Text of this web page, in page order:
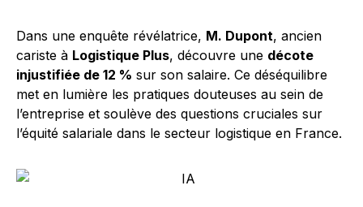
Dans une enquête révélatrice, M. Dupont, ancien
cariste à Logistique Plus, découvre une décote
injustifiée de 12 % sur son salaire. Ce déséquilibre
met en lumière les pratiques douteuses au sein de
l’entreprise et soulève des questions cruciales sur
l’équité salariale dans le secteur logistique en France.